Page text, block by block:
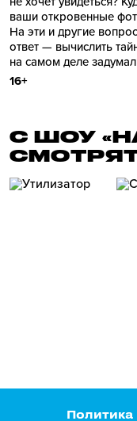
ваши откровенные
На эти и другие
ответ — вычислить
на самом деле
16+
С ШОУ